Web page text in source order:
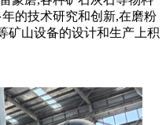
的技术研究和创新,在磨粉
矿山设备的设计和生产上积